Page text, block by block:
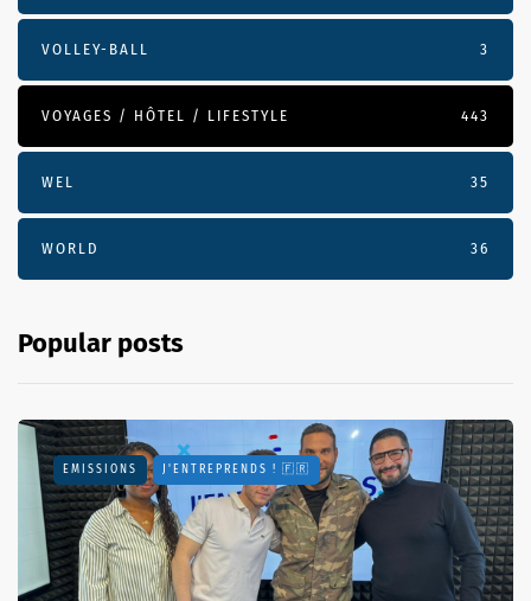
VOLLEY-BALL 3
VOYAGES / HÔTEL / LIFESTYLE 443
WEL 35
WORLD 36
Popular posts
EMISSIONS J'ENTREPRENDS ! 🇫🇷